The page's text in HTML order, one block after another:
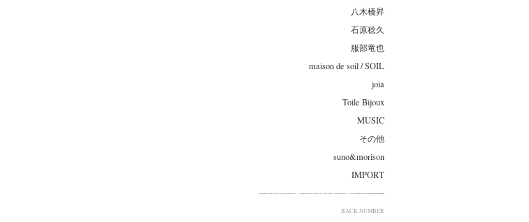
八木橋昇
石原稔久
服部竜也
maison de soil / SOIL
joia
Toile Bijoux
MUSIC
その他
suno&morison
IMPORT
BACK NUMBER